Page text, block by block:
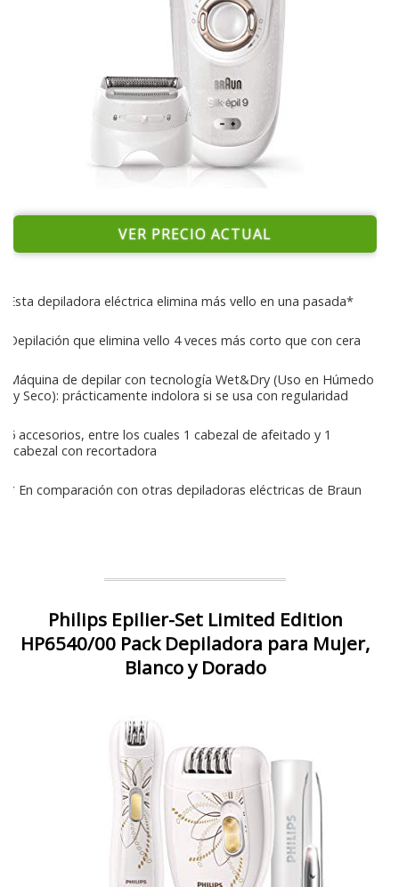
VER PRECIO ACTUAL
Esta depiladora eléctrica elimina más vello en una pasada*
Depilación que elimina vello 4 veces más corto que con cera
Máquina de depilar con tecnología Wet&Dry (Uso en Húmedo
y Seco): prácticamente indolora si se usa con regularidad
6 accesorios, entre los cuales 1 cabezal de afeitado y 1
cabezal con recortadora
* En comparación con otras depiladoras eléctricas de Braun
Philips Epilier-Set Limited Edition
HP6540/00 Pack Depiladora para Mujer,
Blanco y Dorado